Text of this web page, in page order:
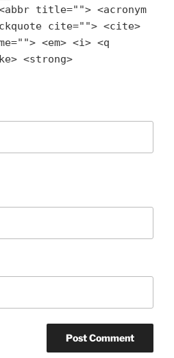
title=""> <acronym
cite=""> <cite>
<em> <i> <q
<strong>